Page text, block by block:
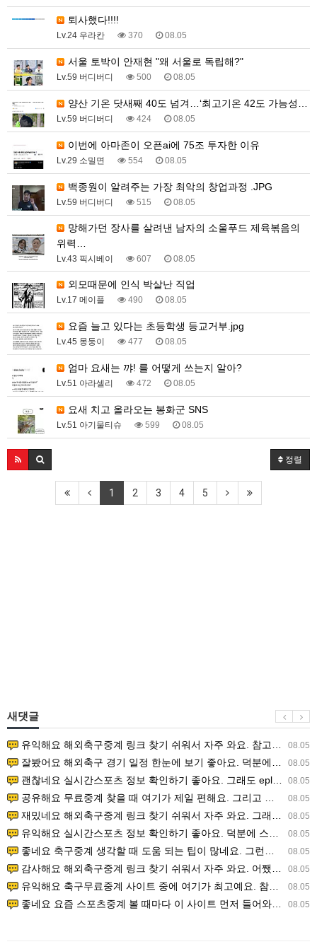
퇴사했다!!!!
Lv.24 우라칸 370 08.05
서울 토박이 안재현 "왜 서울로 독립해?"
Lv.59 버디버디 500 08.05
양산 기온 닷새째 40도 넘겨…‘최고기온 42도 가능성…
Lv.59 버디버디 424 08.05
이번에 아마존이 오픈ai에 75조 투자한 이유
Lv.29 소밀면 554 08.05
백종원이 알려주는 가장 최악의 창업과정 .JPG
Lv.59 버디버디 515 08.05
위력…
Lv.43 픽시베이 607 08.05
외모때문에 인식 박살난 직업
Lv.17 메이플 490 08.05
요즘 늘고 있다는 초등학생 등교거부.jpg
Lv.45 몽둥이 477 08.05
엄마 요새는 꺄! 를 어떻게 쓰는지 알아?
Lv.51 아라셀리 472 08.05
요새 치고 올라오는 봉화군 SNS
Lv.51 아기물티슈 599 08.05
정렬
1 2 3 4 5
새댓글
08.05
유익해요 해외축구중계 링크 찾기 쉬워서 자주 와요. 참고로 무료스포츠중계 정보 확인할 때 출처 꼭 체크해요.…
08.05
잘봤어요 해외축구 경기 일정 한눈에 보기 좋아요. 덕분에 epl중계 볼 때 공식 중계 채널 먼저 찾아봐요. …
08.05
괜찮네요 실시간스포츠 정보 확인하기 좋아요. 그래도 epl중계 볼 때 공식 중계 채널 먼저 찾아봐요. 북마크…
08.05
공유해요 무료중계 찾을 때 여기가 제일 편해요. 그리고 무료스포츠중계 정보 확인할 때 출처 꼭 체크해요. 앞…
08.05
재밌네요 해외축구중계 링크 찾기 쉬워서 자주 와요. 그래서 해외축구중계도 정식 서비스로 봐야 안전해요. 다음…
08.05
유익해요 실시간스포츠 정보 확인하기 좋아요. 덕분에 스포츠중계는 합법적인 경로로만 시청하려 해요. 좋은 정보…
08.05
좋네요 축구중계 생각할 때 도움 되는 팁이 많네요. 그런데 해외축구중계도 정식 서비스로 봐야 안전해요. 다음…
08.05
감사해요 해외축구중계 링크 찾기 쉬워서 자주 와요. 어쨌든 축구무료중계도 합법적인 곳에서 봐야 마음 편해요.…
08.05
유익해요 축구무료중계 사이트 중에 여기가 최고예요. 참고로 축구무료중계도 합법적인 곳에서 봐야 마음 편해요.…
08.05
좋네요 요즘 스포츠중계 볼 때마다 이 사이트 먼저 들어와요. 그나저나 epl중계 볼 때 공식 중계 채널 먼저…